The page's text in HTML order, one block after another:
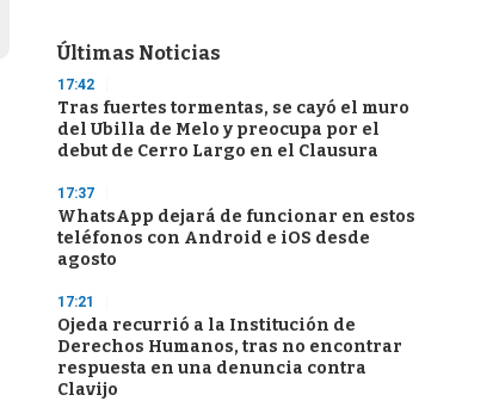
Últimas Noticias
17:42
Tras fuertes tormentas, se cayó el muro
del Ubilla de Melo y preocupa por el
debut de Cerro Largo en el Clausura
17:37
WhatsApp dejará de funcionar en estos
teléfonos con Android e iOS desde
agosto
17:21
Ojeda recurrió a la Institución de
Derechos Humanos, tras no encontrar
respuesta en una denuncia contra
Clavijo